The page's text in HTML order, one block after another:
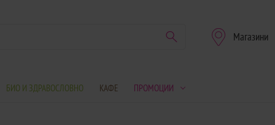
Магазини
БИО И ЗДРАВОСЛОВНО КАФЕ ПРОМОЦИИ